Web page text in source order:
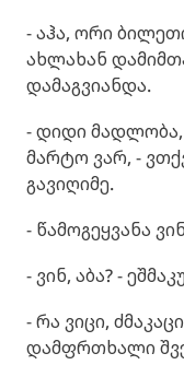
- აჰა, ორი
ახლახან
დამაგვიანდა.
- დიდი მადლობა,
მარტო ვარ, -
გავიღიმე.
- წამოგეყვანა
- ვინ, აბა? -
- რა ვიცი,
დამფრთხალი